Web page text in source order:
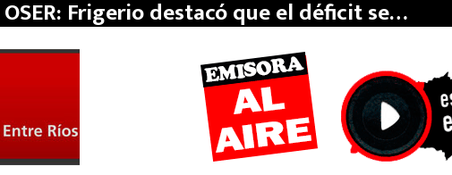
OSER: Frigerio destacó que el déficit se…